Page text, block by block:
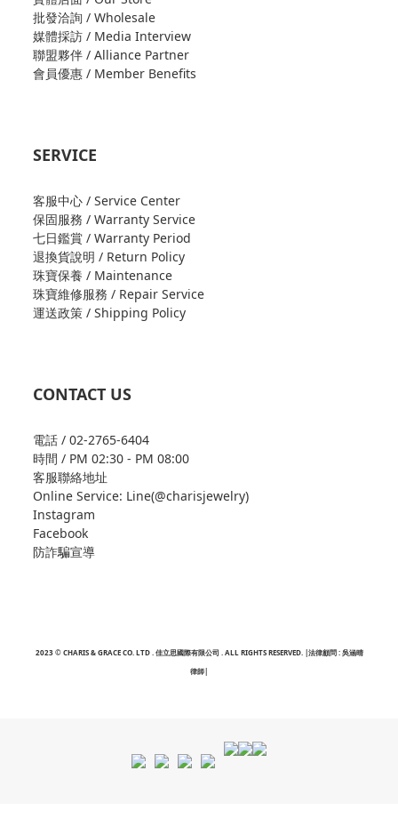
批發洽詢 / Wholesale
媒體採訪 / Media Interview
聯盟夥伴 / Alliance Partner
會員優惠 / Member Benefits
SERVICE
客服中心 / Service Center
保固服務 / Warranty Service
七日鑑賞 / Warranty Period
退換貨說明 / Return Policy
珠寶保養 / Maintenance
珠寶維修服務 / Repair Service
運送政策 / Shipping Policy
CONTACT US
電話 / 02-2765-6404
時間 / PM 02:30 - PM 08:00
客服聯絡地址
Online Service: Line(@charisjewelry)
Instagram
Facebook
防詐騙宣導
2023 © CHARIS & GRACE CO. LTD . 佳立思國際有限公司 . ALL RIGHTS RESERVED. |法律顧問 : 吳涵晴
律師|